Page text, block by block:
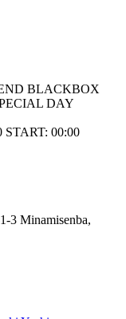
BLACKBOX
DAY
START: 00:00
3 Minamisenba,